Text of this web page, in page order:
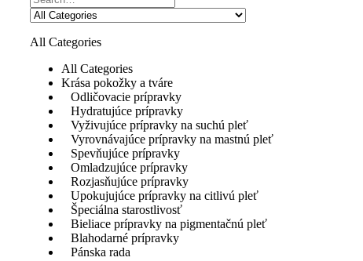
All Categories
All Categories
Krása pokožky a tváre
Odličovacie prípravky
Hydratujúce prípravky
Vyživujúce prípravky na suchú pleť
Vyrovnávajúce prípravky na mastnú pleť
Spevňujúce prípravky
Omladzujúce prípravky
Rozjasňujúce prípravky
Upokujujúce prípravky na citlivú pleť
Špeciálna starostlivosť
Bieliace prípravky na pigmentačnú pleť
Blahodarné prípravky
Pánska rada